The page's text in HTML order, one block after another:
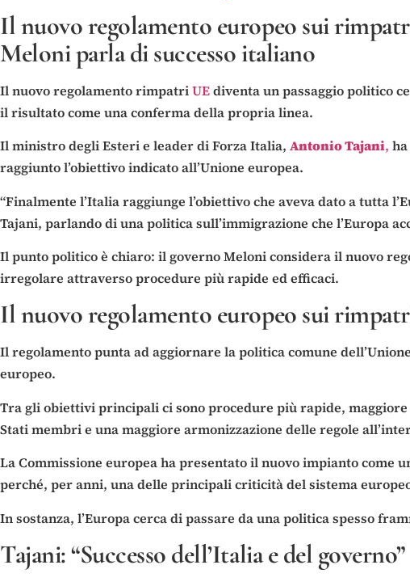
Il nuovo regolamento europeo sui
Meloni parla di successo italiano
Il nuovo regolamento rimpatriUEdiventa un passaggio politico
il risultato come una conferma della propria linea.
Il ministro degli Esteri e leader di Forza Italia, Antonio Tajani,
raggiunto l’obiettivo indicato all’Unione europea.
“Finalmente l’Italia raggiunge l’obiettivo che aveva dato a tutta
Tajani, parlando di una politica sull’immigrazione che l’Europa
Il punto politico è chiaro: il governo Meloni considera il nuovo
irregolare attraverso procedure più rapide ed efficaci.
Il nuovo regolamento europeo sui
Il regolamento punta ad aggiornare la politica comune
europeo.
Tra gli obiettivi principali ci sono procedure più rapide,
Stati membri e una maggiore armonizzazione delle regole
La Commissione europea ha presentato il nuovo impianto
perché, per anni, una delle principali criticità del sistema
In sostanza, l’Europa cerca di passare da una politica spesso
Tajani: “Successo dell’Italia e del governo”